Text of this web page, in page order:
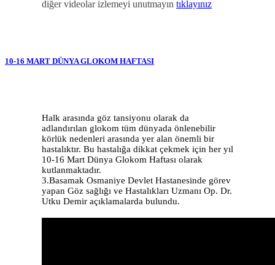
diğer videolar izlemeyi unutmayın tıklayınız
10-16 MART DÜNYA GLOKOM HAFTASI
Halk arasında göz tansiyonu olarak da
adlandırılan glokom tüm dünyada önlenebilir
körlük nedenleri arasında yer alan önemli bir
hastalıktır. Bu hastalığa dikkat çekmek için her yıl
10-16 Mart Dünya Glokom Haftası olarak
kutlanmaktadır.
3.Basamak Osmaniye Devlet Hastanesinde görev
yapan Göz sağlığı ve Hastalıkları Uzmanı Op. Dr.
Utku Demir açıklamalarda bulundu.